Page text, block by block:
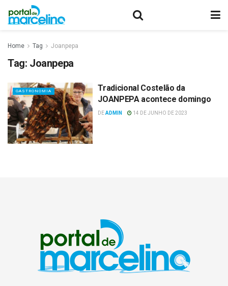
Home Tag Joanpepa
Tag: Joanpepa
GASTRONOMIA
Tradicional Costelão da
JOANPEPA acontece domingo
DEADMIN 14 DE JUNHO DE 2023